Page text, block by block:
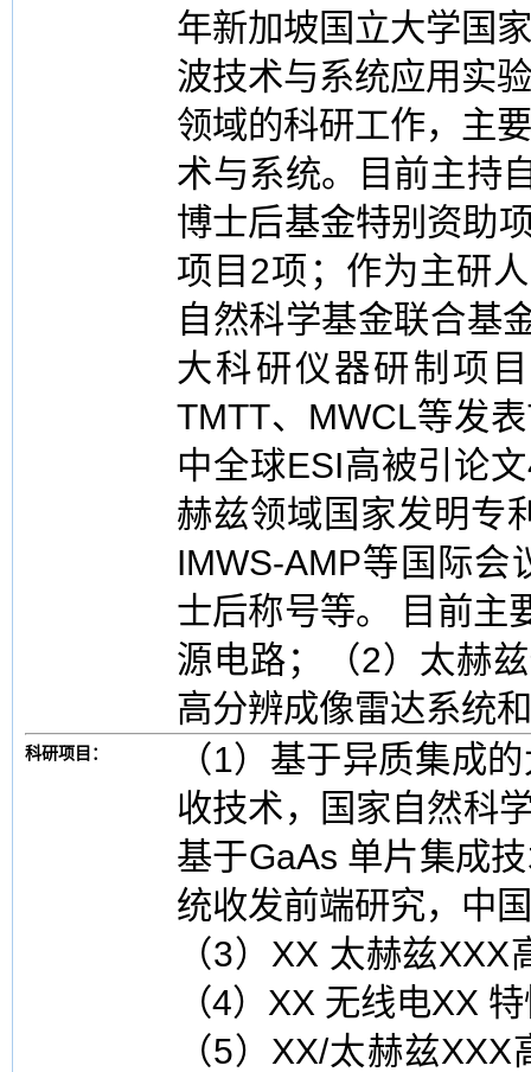
年新加坡国立大学国
波技术与系统应用实
领域的科研工作，主
术与系统。目前主持
博士后基金特别资助
项目2项；作为主研
自然科学基金联合基
大科研仪器研制项
TMTT、MWCL等发
中全球ESI高被引论
赫兹领域国家发明专
IMWS-AMP等国际
士后称号等。 目前主
源电路；（2）太赫
高分辨成像雷达系统
科研项目：
（1）基于异质集成
收技术，国家自然科
基于GaAs 单片集成
统收发前端研究，中
（3）XX 太赫兹
（4）XX 无线电XX
（5）XX/太赫兹